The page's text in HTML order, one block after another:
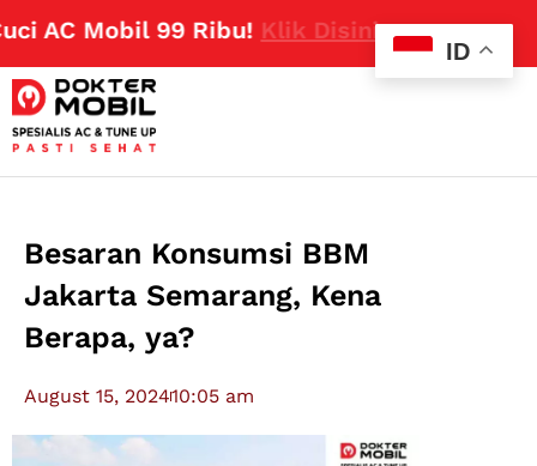
Mobil 99 Ribu!Klik Disini
Besaran Konsumsi BBM
Jakarta Semarang, Kena
Berapa, ya?
August 15, 202410:05 am
ID